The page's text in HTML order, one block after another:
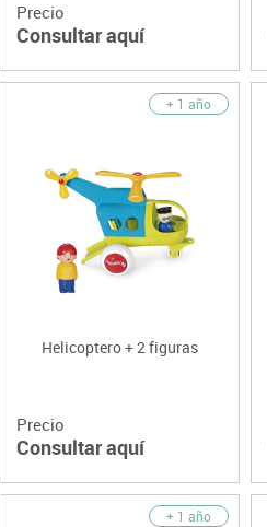
Precio
Consultar aquí
+ 1 año
Helicoptero + 2 figuras
Precio
Consultar aquí
+ 1 año